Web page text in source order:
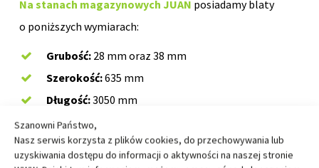
Szanowni Państwo,
Nasz serwis korzysta z plików cookies, do przechowywania lub
uzyskiwania dostępu do informacji o aktywności na naszej stronie
Na stanach magazynowych JUAN posiadamy blaty
o poniższych wymiarach:
Grubość:28 mm oraz 38 mm
Szerokość:635 mm
Długość:3050 mm
Zastosowanie: